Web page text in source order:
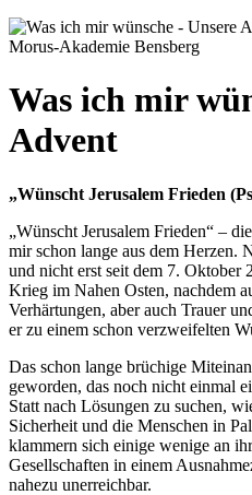
Was ich mir
Advent
„Wünscht Jerusalem Frieden
„Wünscht Jerusalem Frieden“ –
mir schon lange aus dem Herzen.
und nicht erst seit dem 7. Oktober
Krieg im Nahen Osten, nachdem
Verhärtungen, aber auch Trauer
er zu einem schon verzweifelten
Das schon lange brüchige
geworden, das noch nicht einmal
Statt nach Lösungen zu suchen,
Sicherheit und die Menschen in
klammern sich einige wenige an
Gesellschaften in einem
nahezu unerreichbar.